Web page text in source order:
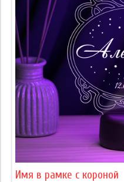
Имя в рамке с короной